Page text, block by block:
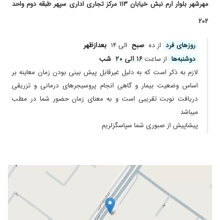
من لیزر واسه لک های صورتم انجام دادم عالی بود
۱۴۰۰/۰۴/۲۰
مشکل شوره سر داشتم ۱۸سال و خدا شکر با یه
ویزیت خانم دکتر برطرف شد
دکتر امینیان بهترین هستند بیماری پسر من رو با
یک نسخه درمان کردند
۱۴۰۲/۰۹/۲۹
برای جوش صورت مراجعه کردم و با یه دوره درمان ۱۴۰۲/۰۵/۲۳
عالیییییی
پوست سر دخترم قارچ داشت،قبلا جای دیگه برده
بودم ولی نتیجه ای نگرفته بودم،خانم دکتر گفتن باید
2 ماه دارو مصرف کنه ولی در حال حاضر دو هفته
گذشته اثری از قارچ نیست.ممنونم از ایشون.
۱۳۹۹/۰۹/۱۱
ریزش مو
مهرشهر بلوار ارم نبش خیابان ۱۱۳ مرکز تجاری اداری سپهر طبقه دوم واحد
۲۰۲
روز‌های فرد از ده صبح الی ۱۴
بعدازظهر
دوشنبه‌ها از ساعت۱۶ الی ۲۰
شب
لازم به ذکر است که به دلیل غیرقابل پیش بینی بودن زمان معاینه بر
اساس وضعیت بیمار و گاهی انجام پروسیجر‌های درمانی و تزریقی
دریافت نوبت تقریبی است و به معنای زمان حضور شما در مطب
میباشد
پیشاپیش از صبوری شما سپاسگزلریم